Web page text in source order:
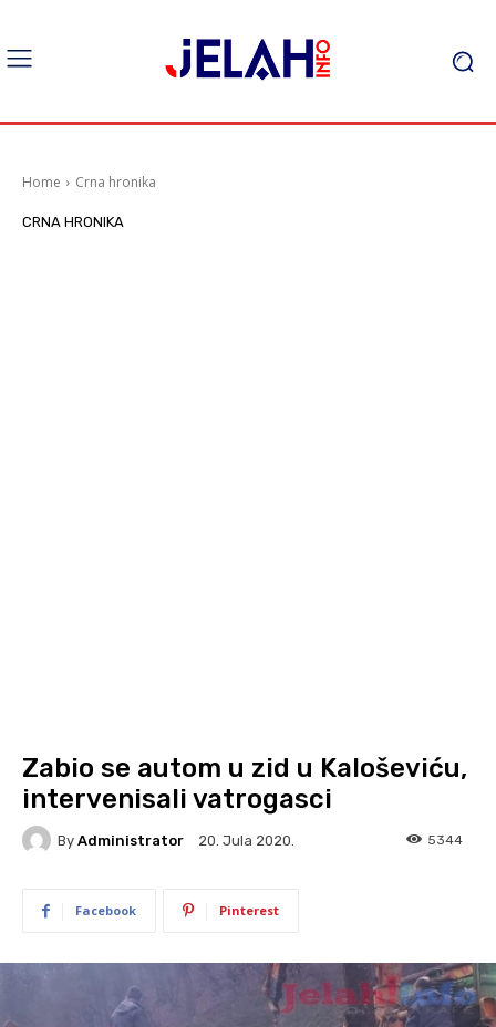
Home Crna hronika
CRNA HRONIKA
Zabio se autom u zid u Kaloševiću,
intervenisali vatrogasci
By Administrator 20. Jula 2020. 5344
Facebook Pinterest